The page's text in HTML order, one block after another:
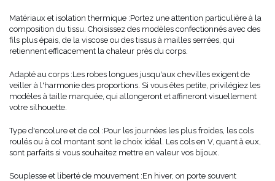
Matériaux et isolation thermique :Portez une attention particulière à la
composition du tissu. Choisissez des modèles confectionnés avec des
fils plus épais, de la viscose ou des tissus à mailles serrées, qui
retiennent efficacement la chaleur près du corps.
Adapté au corps :Les robes longues jusqu'aux chevilles exigent de
veiller à l'harmonie des proportions. Si vous êtes petite, privilégiez les
modèles à taille marquée, qui allongeront et affineront visuellement
votre silhouette.
Type d'encolure et de col :Pour les journées les plus froides, les cols
roulés ou à col montant sont le choix idéal. Les cols en V, quant à eux,
sont parfaits si vous souhaitez mettre en valeur vos bijoux.
Souplesse et liberté de mouvement :En hiver, on porte souvent